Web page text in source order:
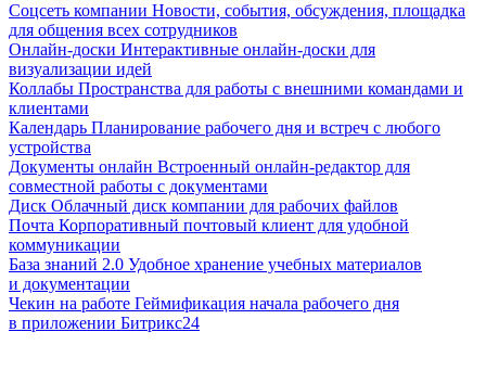
Соцсеть компании Новости, события, обсуждения, площадка
для общения всех сотрудников
Онлайн-доски Интерактивные онлайн-доски для
визуализации идей
Коллабы Пространства для работы с внешними командами и
клиентами
Календарь Планирование рабочего дня и встреч с любого
устройства
Документы онлайн Встроенный онлайн-редактор для
совместной работы с документами
Диск Облачный диск компании для рабочих файлов
Почта Корпоративный почтовый клиент для удобной
коммуникации
База знаний 2.0 Удобное хранение учебных материалов
и документации
Чекин на работе Геймификация начала рабочего дня
в приложении Битрикс24